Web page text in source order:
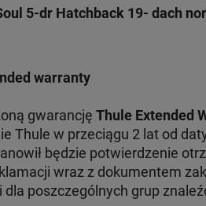
5-dr Hatchback 19- dach
warranty
gwarancję Thule Extended
Thule w przeciągu 2 lat od
będzie potwierdzenie
wraz z dokumentem
dla poszczególnych grup